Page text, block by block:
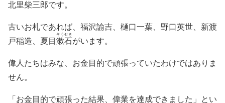
北里柴三郎です。
古いお札であれば、福沢諭吉、樋口一葉、野口英世、新渡
戸稲造、夏目 漱石
そうせき
がいます。
偉人たちはみな、お金目的で頑張っていたわけではありま
せん。
「お金目的で頑張った結果、偉業を達成できました」とい